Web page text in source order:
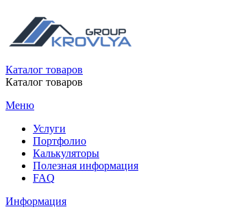
Каталог товаров
Каталог товаров
Меню
Услуги
Портфолио
Калькуляторы
Полезная информация
FAQ
Информация